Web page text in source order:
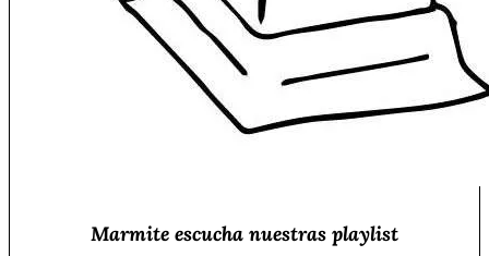
Marmite escucha nuestras playlist